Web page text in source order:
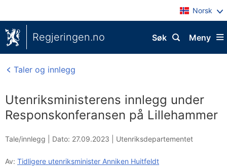
Norsk
Regjeringen.no Meny
Søk
Taler og innlegg
Utenriksministerens innlegg under
Responskonferansen på Lillehammer
Tale/innlegg | Dato: 27.09.2023 Utenriksdepartementet
Av: Tidligere utenriksminister Anniken Huitfeldt